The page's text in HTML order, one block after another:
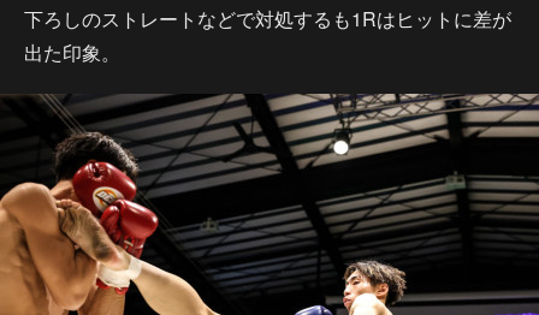
下ろしのストレートなどで対処するも1Rはヒットに差が
出た印象。